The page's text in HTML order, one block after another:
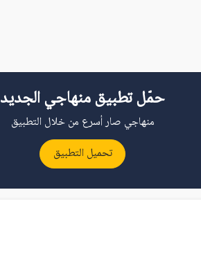
حمّل تطبيق منهاجي الجديد
منهاجي صار أسرع من خلال التطبيق
تحميل التطبيق